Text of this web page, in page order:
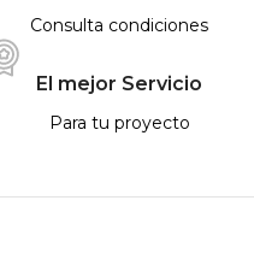
Consulta condiciones
El mejor Servicio
Para tu proyecto